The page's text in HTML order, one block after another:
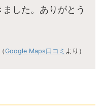
した。ありがとう
（Google Maps口コミ より）